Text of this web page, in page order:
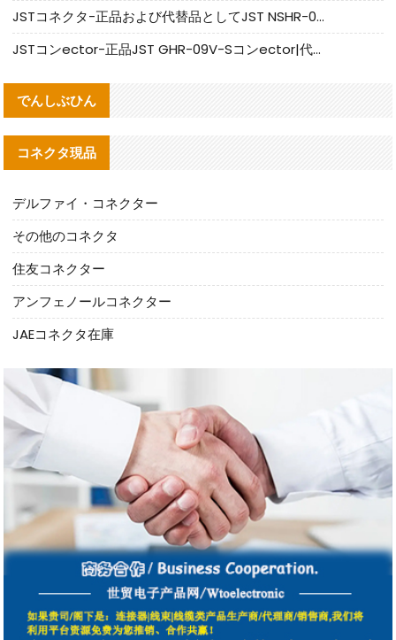
JSTコネクタ-正品および代替品としてJST NSHR-02V-Sコネクタを提供します
JSTコンector-正品JST GHR-09V-Sコンector|代替品提供
でんしぶひん
コネクタ現品
デルファイ・コネクター
その他のコネクタ
住友コネクター
アンフェノールコネクター
JAEコネクタ在庫